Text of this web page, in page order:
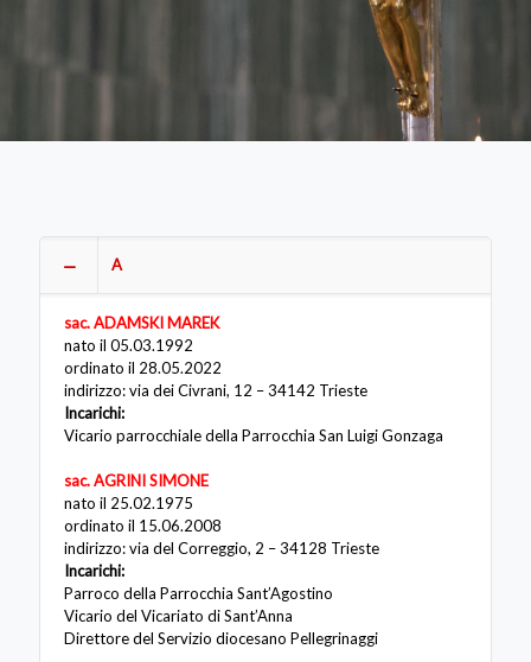
A
sac. ADAMSKI MAREK
nato il 05.03.1992
ordinato il 28.05.2022
indirizzo: via dei Civrani, 12 – 34142 Trieste
Incarichi:
Vicario parrocchiale della Parrocchia San Luigi Gonzaga
sac. AGRINI SIMONE
nato il 25.02.1975
ordinato il 15.06.2008
indirizzo: via del Correggio, 2 – 34128 Trieste
Incarichi:
Parroco della Parrocchia Sant’Agostino
Vicario del Vicariato di Sant’Anna
Direttore del Servizio diocesano Pellegrinaggi